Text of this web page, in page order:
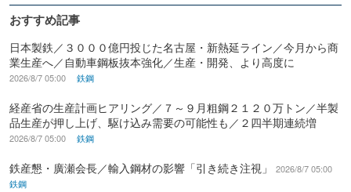
おすすめ記事
日本製鉄／３０００億円投じた名古屋・新熱延ライン／今月から商
業生産へ／自動車鋼板抜本強化／生産・開発、より高度に
2026/8/7 05:00 鉄鋼
経産省の生産計画ヒアリング／７～９月粗鋼２１２０万トン／半製
品生産が押し上げ、駆け込み需要の可能性も／２四半期連続増
2026/8/7 05:00 鉄鋼
鉄産懇・廣瀬会長／輸入鋼材の影響「引き続き注視」
2026/8/7 05:00
鉄鋼